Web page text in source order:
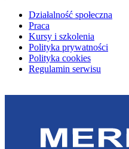
Działalność społeczna
Praca
Kursy i szkolenia
Polityka prywatności
Polityka cookies
Regulamin serwisu